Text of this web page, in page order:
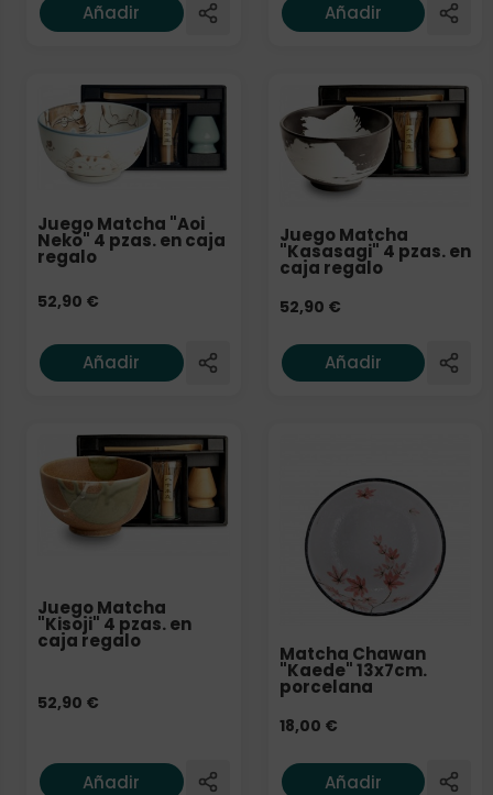
Añadir Añadir
Juego Matcha "Aoi
Neko" 4 pzas. en caja
regalo
52,90 €
Añadir
Juego Matcha
"Kasasagi" 4 pzas. en
caja regalo
52,90 €
Añadir
Juego Matcha
"Kisoji" 4 pzas. en
caja regalo
52,90 €
Añadir
Matcha Chawan
"Kaede" 13x7cm.
porcelana
18,00 €
Añadir